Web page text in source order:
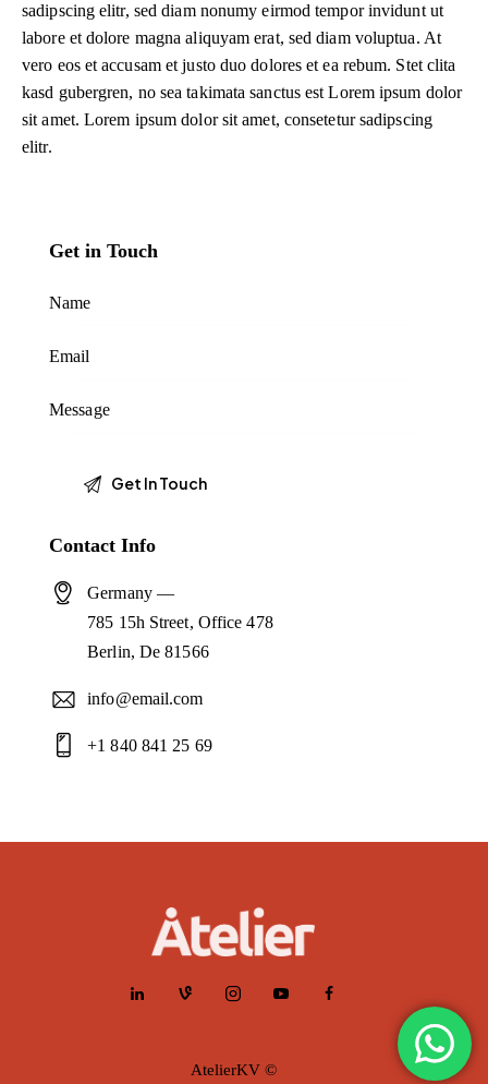
sadipscing elitr, sed diam nonumy eirmod tempor invidunt ut
labore et dolore magna aliquyam erat, sed diam voluptua. At
vero eos et accusam et justo duo dolores et ea rebum. Stet clita
kasd gubergren, no sea takimata sanctus est Lorem ipsum dolor
sit amet. Lorem ipsum dolor sit amet, consetetur sadipscing
elitr.
Get in Touch
Contact Info
Germany —
785 15h Street, Office 478
Berlin, De 81566
info@email.com
+1 840 841 25 69
AtelierKV ©